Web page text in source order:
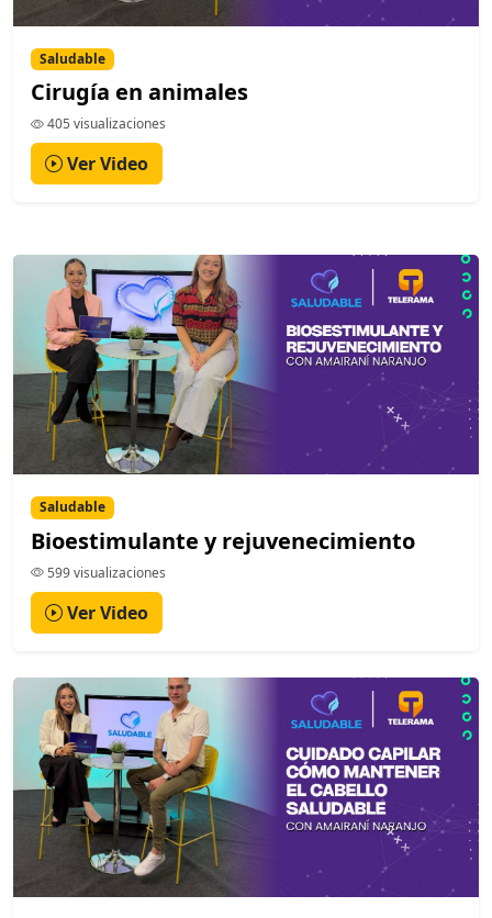
Saludable
Cirugía en animales
405 visualizaciones
Ver Video
Saludable
Bioestimulante y rejuvenecimiento
599 visualizaciones
Ver Video